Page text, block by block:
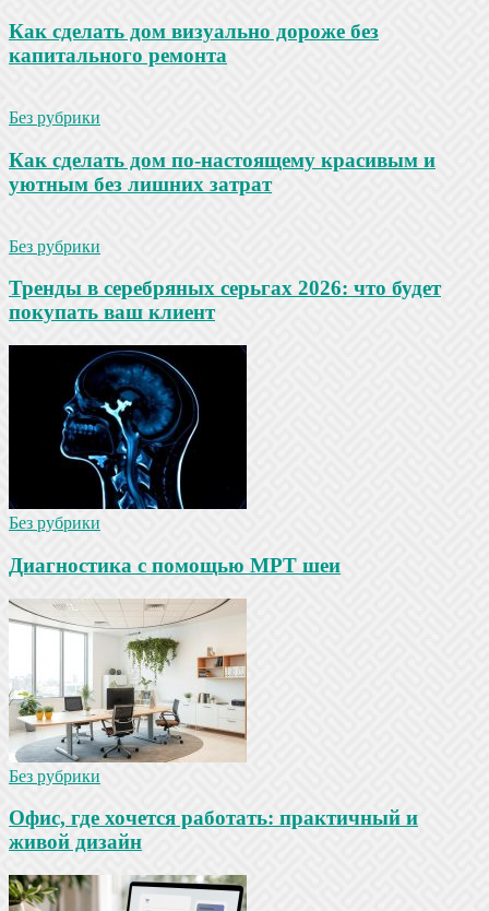
Как сделать дом визуально дороже без
капитального ремонта
Без рубрики
Как сделать дом по-настоящему красивым и
уютным без лишних затрат
Без рубрики
Тренды в серебряных серьгах 2026: что будет
покупать ваш клиент
Без рубрики
Диагностика с помощью МРТ шеи
Без рубрики
Офис, где хочется работать: практичный и
живой дизайн